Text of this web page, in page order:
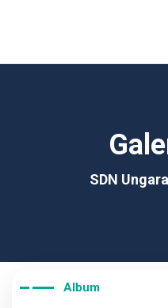
SDN
Album